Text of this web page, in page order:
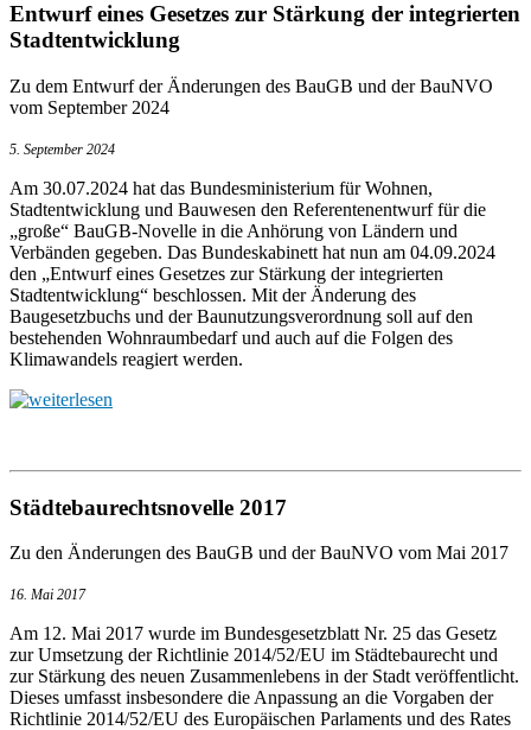
Entwurf eines Gesetzes zur Stärkung der integrierten
Stadtentwicklung
Zu dem Entwurf der Änderungen des BauGB und der BauNVO
vom September 2024
5. September 2024
Am 30.07.2024 hat das Bundesministerium für Wohnen,
Stadtentwicklung und Bauwesen den Referentenentwurf für die
„große“ BauGB-Novelle in die Anhörung von Ländern und
Verbänden gegeben. Das Bundeskabinett hat nun am 04.09.2024
den „Entwurf eines Gesetzes zur Stärkung der integrierten
Stadtentwicklung“ beschlossen. Mit der Änderung des
Baugesetzbuchs und der Baunutzungsverordnung soll auf den
bestehenden Wohnraumbedarf und auch auf die Folgen des
Klimawandels reagiert werden.
Städtebaurechtsnovelle 2017
Zu den Änderungen des BauGB und der BauNVO vom Mai 2017
16. Mai 2017
Am 12. Mai 2017 wurde im Bundesgesetzblatt Nr. 25 das Gesetz
zur Umsetzung der Richtlinie 2014/52/EU im Städtebaurecht und
zur Stärkung des neuen Zusammenlebens in der Stadt veröffentlicht.
Dieses umfasst insbesondere die Anpassung an die Vorgaben der
Richtlinie 2014/52/EU des Europäischen Parlaments und des Rates